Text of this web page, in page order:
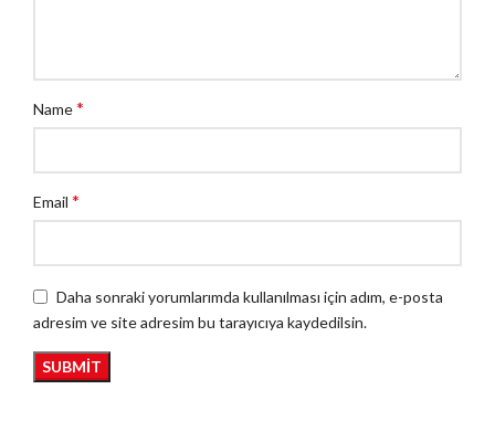
Name*
Email *
Daha sonraki yorumlarımda kullanılması için adım, e-posta
adresim ve site adresim bu tarayıcıya kaydedilsin.